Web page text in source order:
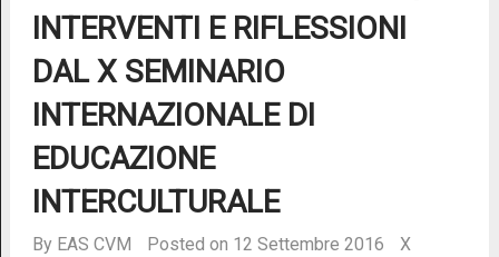
INTERVENTI E RIFLESSIONI
DAL X SEMINARIO
INTERNAZIONALE DI
EDUCAZIONE
INTERCULTURALE
By EAS CVM Posted on 12 Settembre 2016
X